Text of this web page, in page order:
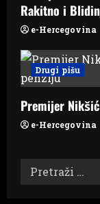
Rakitno i
e-Hercegovina
Drugi pišu
Premijer
e-Hercegovina
Pretraži: